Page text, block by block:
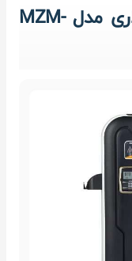
دستگاه بدنسازی جلو بازو لاری مدل MZM-